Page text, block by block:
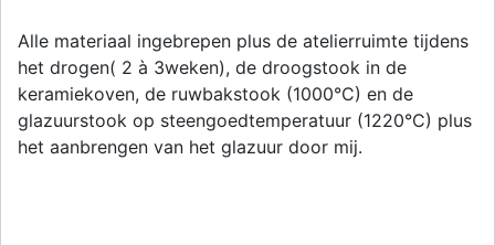
Alle materiaal ingebrepen plus de atelierruimte tijdens
het drogen( 2 à 3weken), de droogstook in de
keramiekoven, de ruwbakstook (1000°C) en de
glazuurstook op steengoedtemperatuur (1220°C) plus
het aanbrengen van het glazuur door mij.